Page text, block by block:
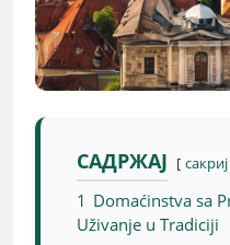
САДРЖАЈ сакриј
1 Domaćinstva sa
Uživanje u Tradiciji